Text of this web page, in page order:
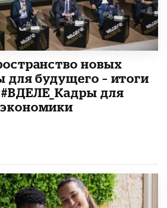
новых
для будущего – итоги
для